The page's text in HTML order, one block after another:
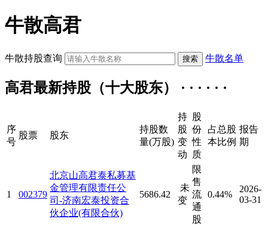
牛散高君
牛散持股查询 牛散名单
高君最新持股（十大股东） · · · · · ·
序
号
股票 股东
持股数
量(万股)
持
股
变
动
股
份
性
质
占总股
本比例
报告
期
1 002379
北京山高君泰私募基
金管理有限责任公
司-济南宏泰投资合
伙企业(有限合伙)
5686.42
未
变
限
售
流
通
股
0.44%
2026-
03-31